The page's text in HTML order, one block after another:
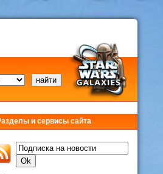
и сервисы сайта